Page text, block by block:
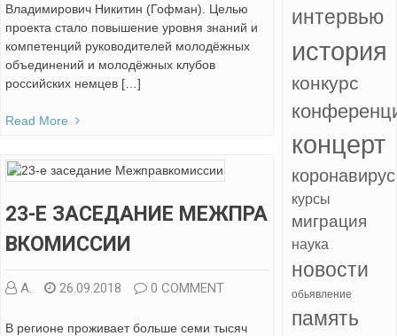
Владимирович Никитин (Гофман). Целью
проекта стало повышение уровня знаний и
компетенций руководителей молодёжных
объединений и молодёжных клубов
российских немцев […]
Read More
23-Е ЗАСЕДАНИЕ МЕЖПРА
ВКОМИССИИ
А. 26.09.2018 0 COMMENT
В регионе проживает больше семи тысяч
интервью
история
конкурс
концерт
коронавирус
курсы
миграция
наука
новости
обьявление
память